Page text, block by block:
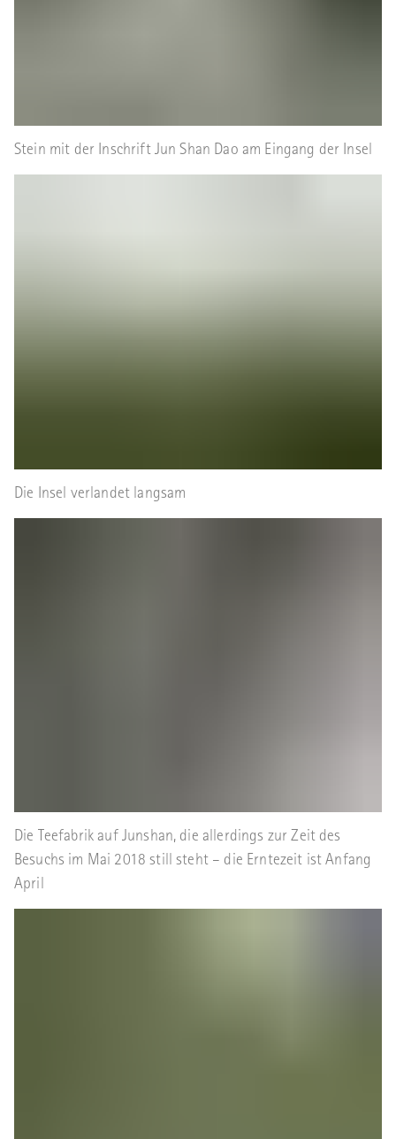
Stein mit der Inschrift Jun Shan Dao am Eingang der Insel
Die Insel verlandet langsam
Die Teefabrik auf Junshan, die allerdings zur Zeit des
Besuchs im Mai 2018 still steht – die Erntezeit ist Anfang
April